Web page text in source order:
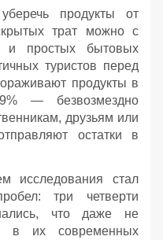
продукты от
трат можно с
и простых бытовых
туристов перед
продукты в
— безвозмездно
друзьям или
остатки в
исследования стал
три четверти
что даже не
в их современных